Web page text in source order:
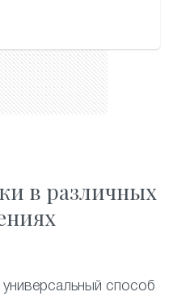
в различных
способ